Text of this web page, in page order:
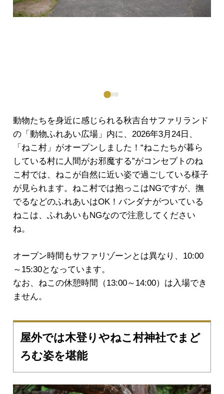
動物たちを身近に感じられる秋吉台サファリランド
の「動物ふれあい広場」内に、2026年3月24日、
「ねこ村」がオープンしました！“ねこたちが暮ら
している村に人間がお邪魔する”がコンセプトのね
こ村では、ねこが自然に近い姿で過ごしている様子
が見られます。ねこ村では抱っこはNGですが、撫
でるなどのふれあいはOK！バンダナがついている
ねこは、ふれあいもNGなので注意してください
ね。
オープン時間もサファリゾーンとは異なり、10:00
～15:30となっています。
なお、ねこの休憩時間（13:00～14:00）は入場でき
ません。
屋外では木登りやねこ村神社でまど
ろむ姿を堪能